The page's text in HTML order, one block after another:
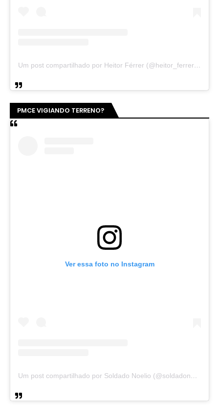
Um post compartilhado por Heitor Férrer (@heitor_ferrer77)
PMCE VIGIANDO TERRENO?
Ver essa foto no Instagram
Um post compartilhado por Soldado Noelio (@soldadonoelio)